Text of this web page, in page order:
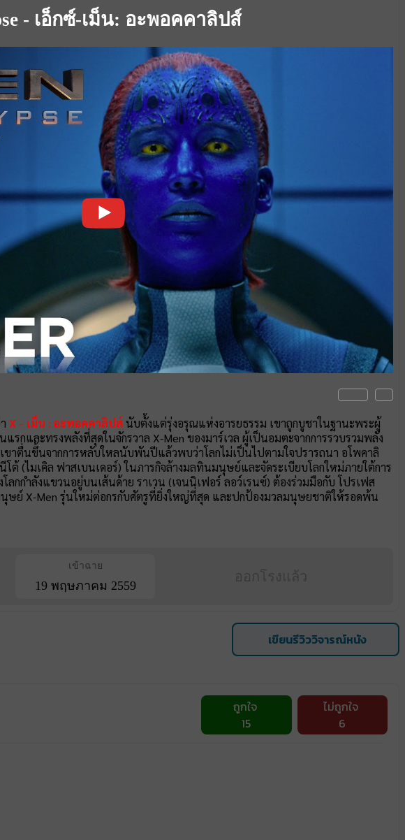
- เอ็กซ์-เม็น: อะพอคคาลิปส์
X - เม็น : อะพอคคาลิปส์ นับตั้งแต่รุ่งอรุณแห่งอารยธรรม เขาถูกบูชาในฐานะพระผู้
กและทรงพลังที่สุดในจักรวาล X-Men ของมาร์เวล ผู้เป็นอมตะจากการรวบรวมพลัง
าตื่นขึ้นจากการหลับใหลนับพันปีแล้วพบว่าโลกไม่เป็นไปตามใจปรารถนา อโพคาลิ
ต้ (ไมเคิล ฟาสเบนเดอร์) ในภารกิจล้างมลทินมนุษย์และจัดระเบียบโลกใหม่ภายใต้การ
ลกกำลังแขวนอยู่บนเส้นด้าย ราเวน (เจนนิเฟอร์ ลอว์เรนซ์) ต้องร่วมมือกับ โปรเฟส
นุษย์ X-Men รุ่นใหม่ต่อกรกับศัตรูที่ยิ่งใหญ่ที่สุด และปกป้องมวลมนุษยชาติให้รอดพ้น
เข้าฉาย
19 พฤษภาคม 2559
เขียนรีวิววิจารณ์หนัง
ถูกใจ
15
ไม่ถูกใจ
6